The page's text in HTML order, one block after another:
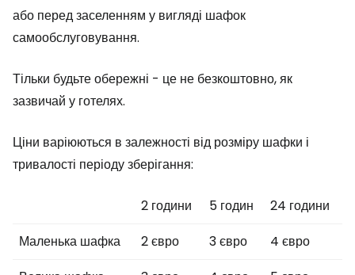
або перед заселенням у вигляді шафок
самообслуговування.
Тільки будьте обережні - це не безкоштовно, як
зазвичай у готелях.
Ціни варіюються в залежності від розміру шафки і
тривалості періоду зберігання:
2 години 5 годин
24 години
Маленька шафка
2 євро 3 євро
4 євро